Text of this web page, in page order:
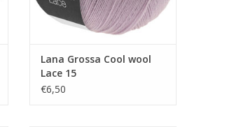
Lana Grossa Cool wool
Lace 15
€6,50